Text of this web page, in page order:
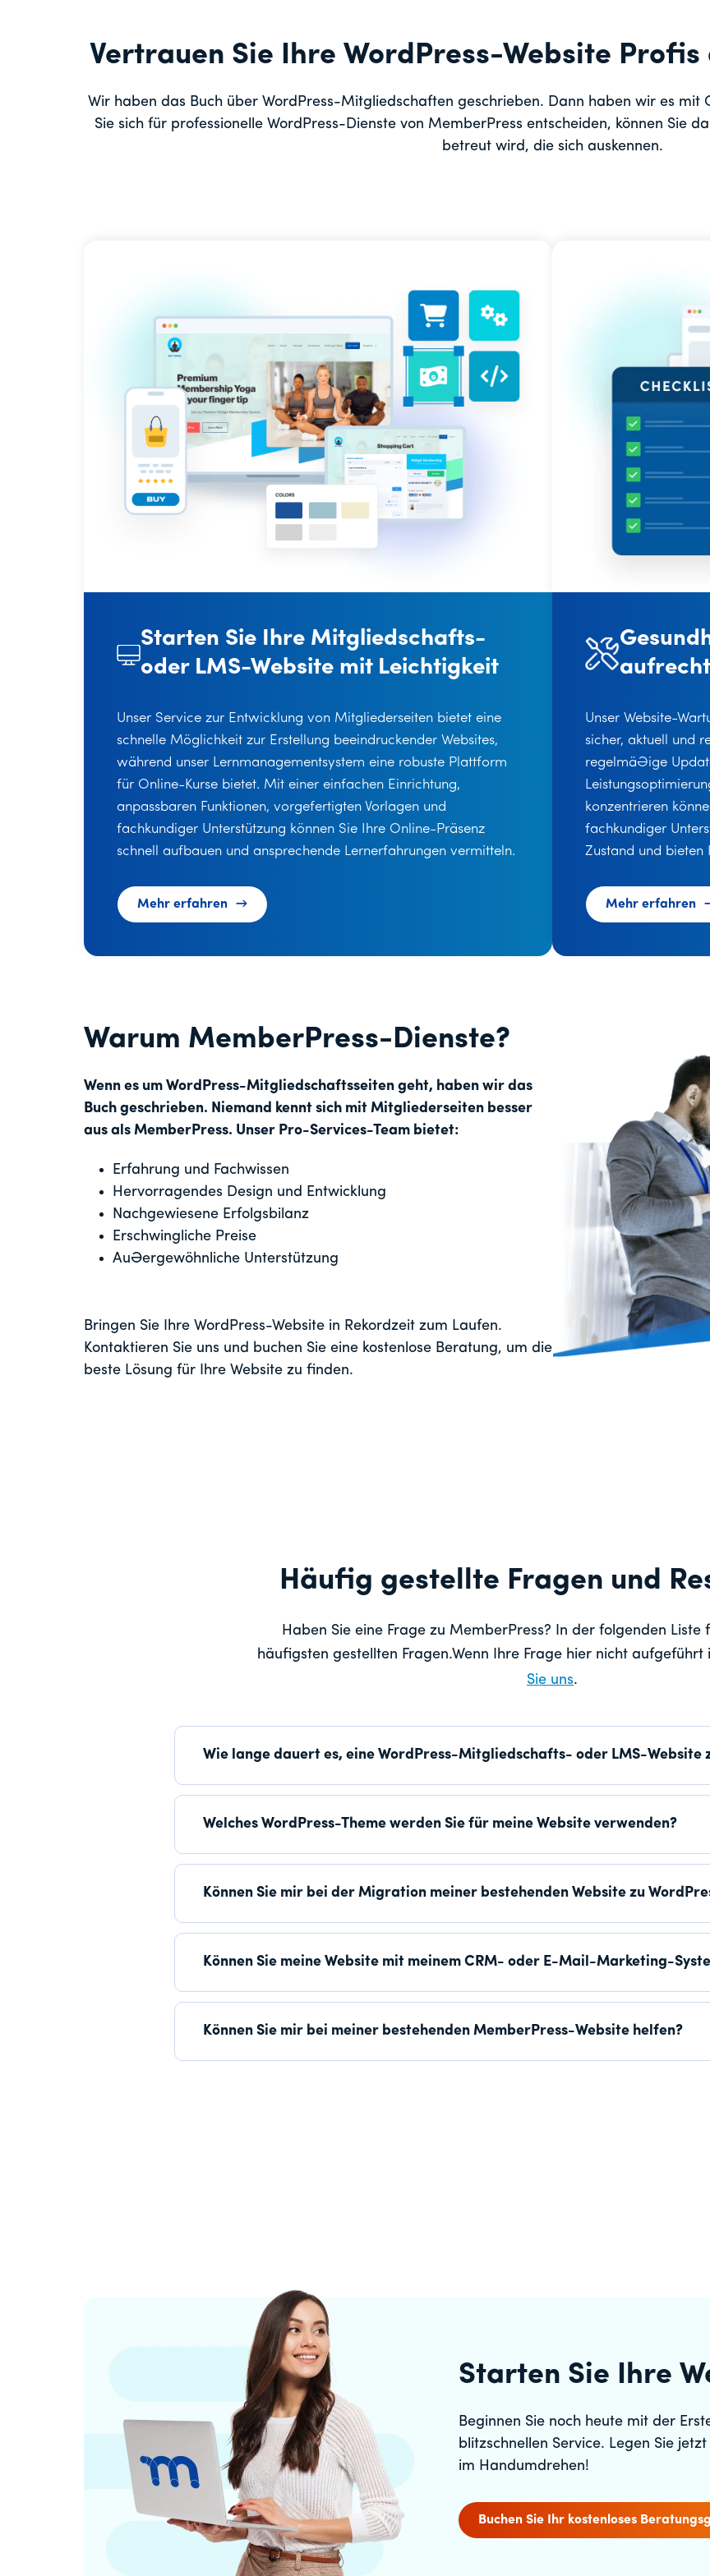
Vertrauen Sie Ihre WordPress-Website
Wir haben das Buch über WordPress-Mitgliedschaften geschrieben. Dann haben wir es mit
Sie sich für professionelle WordPress-Dienste von MemberPress entscheiden, können Sie
betreut wird, die sich auskennen.
Starten Sie Ihre Mitgliedschafts-
oder LMS-Website mit Leichtigkeit
Unser Service zur Entwicklung von Mitgliederseiten bietet eine
schnelle Möglichkeit zur Erstellung beeindruckender Websites,
während unser Lernmanagementsystem eine robuste Plattform
für Online-Kurse bietet. Mit einer einfachen Einrichtung,
anpassbaren Funktionen, vorgefertigten Vorlagen und
fachkundiger Unterstützung können Sie Ihre Online-Präsenz
schnell aufbauen und ansprechende Lernerfahrungen vermitteln.
Mehr erfahren
Unser Website-
sicher, aktuell und
regelmäßige
konzentrieren
fachkundiger
Zustand und bieten
Mehr erfahren
Warum MemberPress-Dienste?
Wenn es um WordPress-Mitgliedschaftsseiten geht, haben wir das
Buch geschrieben. Niemand kennt sich mit Mitgliederseiten besser
aus als MemberPress. Unser Pro-Services-Team bietet:
Erfahrung und Fachwissen
Hervorragendes Design und Entwicklung
Nachgewiesene Erfolgsbilanz
Erschwingliche Preise
Außergewöhnliche Unterstützung
Bringen Sie Ihre WordPress-Website in Rekordzeit zum Laufen.
Kontaktieren Sie uns und buchen Sie eine kostenlose Beratung, um die
beste Lösung für Ihre Website zu finden.
Häufig gestellte Fragen und
Haben Sie eine Frage zu MemberPress? In der folgenden Liste
häufigsten gestellten Fragen.Wenn Ihre Frage hier nicht aufgeführt
Sie uns.
Wie lange dauert es, eine WordPress-Mitgliedschafts- oder LMS-Website
Welches WordPress-Theme werden Sie für meine Website verwenden?
Können Sie mir bei der Migration meiner bestehenden Website zu
Können Sie meine Website mit meinem CRM- oder E-Mail-Marketing-
Können Sie mir bei meiner bestehenden MemberPress-Website helfen?
Starten Sie Ihre
Beginnen Sie noch heute mit der
blitzschnellen Service. Legen Sie
im Handumdrehen!
Buchen Sie Ihr kostenloses